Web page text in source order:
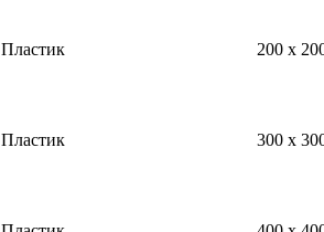
Пластик 200 x
Пластик 300 x